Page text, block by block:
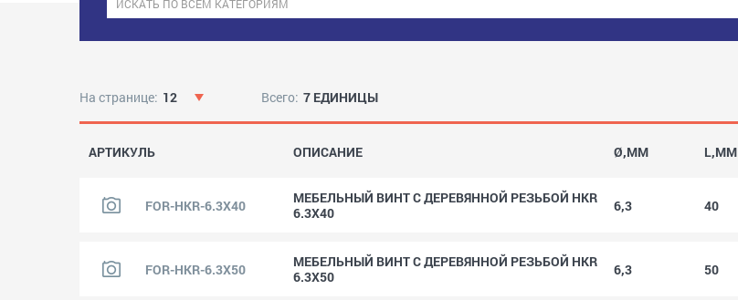
На странице: 12 Всего: 7 ЕДИНИЦЫ
АРТИКУЛЬ ОПИСАНИЕ Ø,MM L,MM
FOR-HKR-6.3X40
МЕБЕЛЬНЫЙ ВИНТ С ДЕРЕВЯННОЙ РЕЗЬБОЙ HKR
6.3X40
6,3 40
FOR-HKR-6.3X50
МЕБЕЛЬНЫЙ ВИНТ С ДЕРЕВЯННОЙ РЕЗЬБОЙ HKR
6.3X50
6,3 50